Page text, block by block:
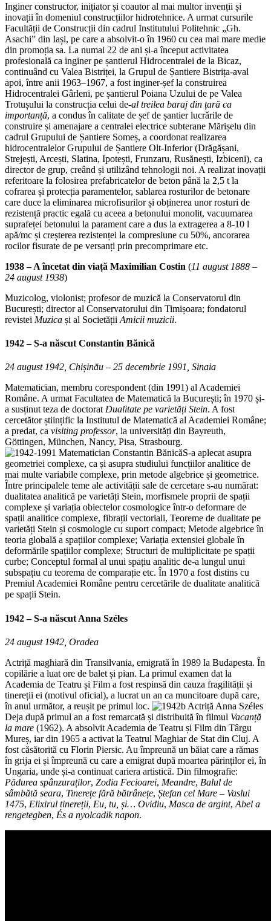
Inginer constructor, inițiator și coautor al mai multor invenții și
inovații în domeniul construcțiilor hidrotehnice. A urmat cursurile
Facultății de Construcții din cadrul Institutului Politehnic „Gh.
Asachi” din Iași, pe care a absolvit-o în 1960 cu cea mai mare medie
din promoția sa. La numai 22 de ani și-a început activitatea
profesională ca inginer pe șantierul Hidrocentralei de la Bicaz,
continuând cu Valea Bistriței, la Grupul de Șantiere Bistrița-aval
apoi, între anii 1963–1967, a fost inginer-șef la construirea
Hidrocentralei Gârleni, pe șantierul Poiana Uzului de pe Valea
Trotușului la construcția celui de-al treilea baraj din țară ca
importanță, a condus în calitate de șef de șantier lucrǎrile de
construire și amenajare a centralei electrice subterane Mărișelu din
cadrul Grupului de Șantiere Someș, a coordonat realizarea
hidrocentralelor Grupului de Șantiere Olt-Inferior (Drăgășani,
Strejești, Arcești, Slatina, Ipotești, Frunzaru, Rusănești, Izbiceni), ca
director de grup, creând și utilizând tehnologii noi. A realizat inovații
referitoare la folosirea prefabricatelor de beton până la 2,5 t la
cofrarea și protecția paramentelor, sablarea rosturilor de betonare
care duce la eliminarea microfisurilor și obținerea unor rosturi de
rezistență practic egală cu aceea a betonului monolit, vacuumarea
suprafeței betonului la parament care a dus la extragerea a 8-10 l
apă/mc și creșterea rezistenței la compresiune cu 50%, ancorarea
rocilor fisurate de pe versanți prin precomprimare etc.
1938 – A încetat din viață Maximilian Costin (11 august 1888 –
24 august 1938)
Muzicolog, violonist; profesor de muzică la Conservatorul din
București; director al Conservatorului din Timișoara; fondatorul
revistei Muzica și al Societății Amicii muzicii.
1942 – S-a născut Constantin Bănică
24 august 1942, Chișinău – 25 decembrie 1991, Sinaia
Matematician, membru corespondent (din 1991) al Academiei
Române. A urmat Facultatea de Matematică la București; în 1970 și-
a susținut teza de doctorat Dualitate pe varietăți Stein. A fost
cercetător științific la Institutul de Matematică al Academiei Române;
a predat, ca visiting professor, la universități din Bayreuth,
Göttingen, München, Nancy, Pisa, Strasbourg.
S-a aplecat asupra
geometriei complexe, ca și asupra studiului funcțiilor analitice de
mai multe variabile complexe, prin metode algebrice și geometrice.
Între principalele teme ale activității sale de cercetare s-au numărat:
dualitatea analitică pe varietăți Stein, morfismele proprii de spații
complexe și variația obiectelor cosmologice într-o deformare de
spații analitice complexe, fibrații vectoriali, Teoreme de dualitate pe
varietăți Stein și cosmologie cu suport compact; Metode algebrice în
teoria globală a spațiilor complexe; Variația extensiei globale în
deformările spațiilor complexe; Structuri de multiplicitate pe spații
curbe; Conceptul formal al unui spațiu analitic de-a lungul unui
subspațiu cu teorema de comparație etc. În 1970 a fost distins cu
Premiul Academiei Române pentru cercetările de dualitate analitică
pe spații Stein.
1942 – S-a născut Anna Széles
24 august 1942, Oradea
Actriță maghiară din Transilvania, emigrată în 1989 la Budapesta. În
copilărie a luat ore de balet și pian. La primul examen dat la
Academia de Teatru și Film a fost respinsă din cauza fragilității și
tinereții ei (motivul oficial), a lucrat un an ca muncitoare după care,
în anul următor, a reușit pe primul loc.
Deja după primul an a fost remarcată și distribuită în filmul Vacanță
la mare (1962). A absolvit Academia de Teatru și Film din Târgu
Mureș, iar din 1965 a activat la Teatrul Maghiar de Stat din Cluj. A
fost căsătorită cu Florin Piersic. Au împreună un băiat care a rămas
în grija ei și împreună cu care a emigrat după moartea părinților ei, în
Ungaria, unde și-a continuat cariera artistică. Din filmografie:
Pădurea spânzuraților, Zodia Fecioarei, Meandre, Balul de
sâmbătă seara, Tinerețe fără bătrânețe, Ștefan cel Mare – Vaslui
1475, Elixirul tinereții, Eu, tu, și… Ovidiu, Masca de argint, Abel a
rengetegben, És a nyolcadik napon.